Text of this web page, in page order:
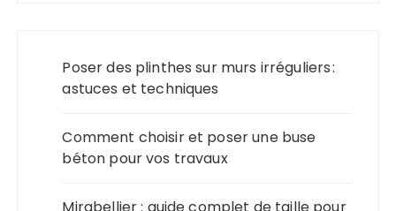
Poser des plinthes sur murs irréguliers :
astuces et techniques
Comment choisir et poser une buse
béton pour vos travaux